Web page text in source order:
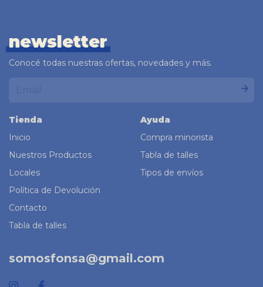
newsletter
Conocé todas nuestras ofertas, novedades y más.
Tienda
Inicio
Nuestros Productos
Locales
Política de Devolución
Contacto
Tabla de talles
Ayuda
Compra minorista
Tabla de talles
Tipos de envíos
somosfonsa@gmail.com